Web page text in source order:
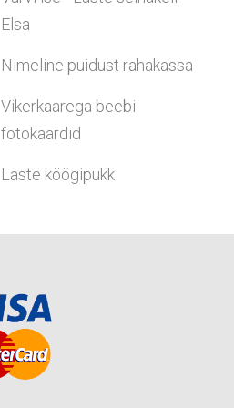
Elsa
Nimeline puidust rahakassa
Vikerkaarega beebi
fotokaardid
Laste köögipukk